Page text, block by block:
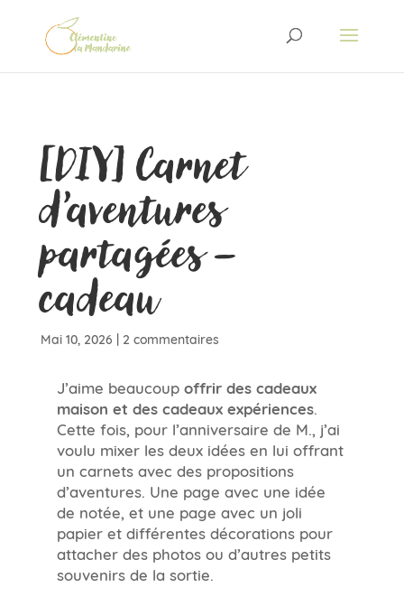
[DIY] Carnet
d’aventures
partagées –
cadeau
Mai 10, 2026 | 2 commentaires
J’aime beaucoup offrir des cadeaux
maison et des cadeaux expériences.
Cette fois, pour l’anniversaire de M., j’ai
voulu mixer les deux idées en lui offrant
un carnets avec des propositions
d’aventures. Une page avec une idée
de notée, et une page avec un joli
papier et différentes décorations pour
attacher des photos ou d’autres petits
souvenirs de la sortie.